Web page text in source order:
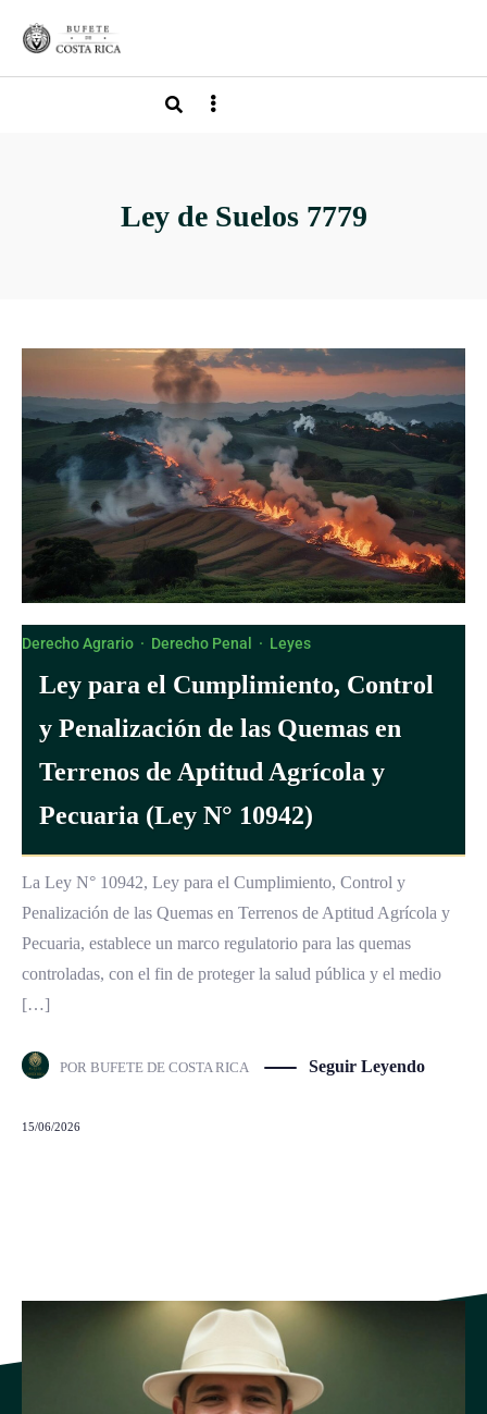
Ley de Suelos 7779
Derecho Agrario · Derecho Penal · Leyes
Ley para el Cumplimiento, Control
y Penalización de las Quemas en
Terrenos de Aptitud Agrícola y
Pecuaria (Ley N° 10942)
La Ley N° 10942, Ley para el Cumplimiento, Control y
Penalización de las Quemas en Terrenos de Aptitud Agrícola y
Pecuaria, establece un marco regulatorio para las quemas
controladas, con el fin de proteger la salud pública y el medio
[…]
POR BUFETE DE COSTA RICA Seguir Leyendo
15/06/2026